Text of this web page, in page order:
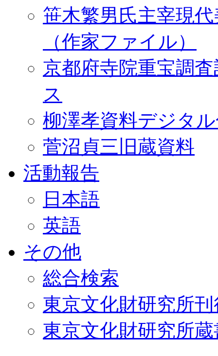
笹木繁男氏主宰現
（作家ファイル）
京都府寺院重宝調
ス
柳澤孝資料デジタ
菅沼貞三旧蔵資料
活動報告
日本語
英語
その他
総合検索
東京文化財研究所
東京文化財研究所